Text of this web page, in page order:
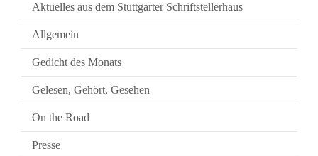
Aktuelles aus dem Stuttgarter Schriftstellerhaus
Allgemein
Gedicht des Monats
Gelesen, Gehört, Gesehen
On the Road
Presse